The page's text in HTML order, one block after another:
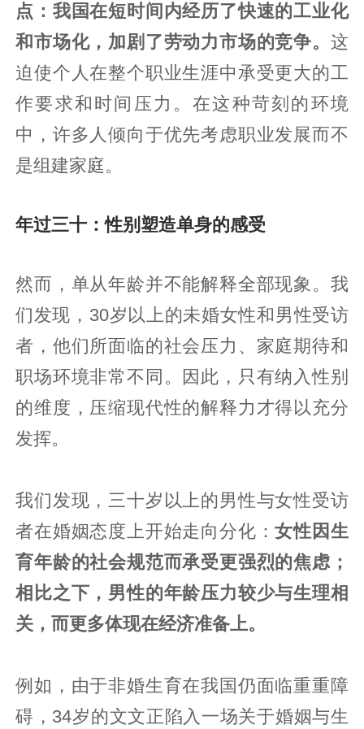
点 ：我国在短时间内经历了快速的工业化
和市场化，加剧了劳动力市场的竞争。 这
迫使个人在整个职业生涯中承受更大的工
作要求和时间压力。在这种苛刻的环境
中，许多人倾向于优先考虑职业发展而不
是组建家庭。
年过三十：性别塑造单身的感受
然而，单从年龄并不能解释全部现象。我
们发现，30岁以上的未婚女性和男性受访
者，他们所面临的社会压力、家庭期待和
职场环境非常不同。因此，只有纳入性别
的维度，压缩现代性的解释力才得以充分
发挥。
我们发现，三十岁以上的男性与女性受访
者在婚姻态度上开始走向分化：女性因生
育年龄的社会规范而承受更强烈的焦虑；
相比之下，男性的年龄压力较少与生理相
关，而更多体现在经济准备上。
例如，由于非婚生育在我国仍面临重重障
碍，34岁的文文正陷入一场关于婚姻与生